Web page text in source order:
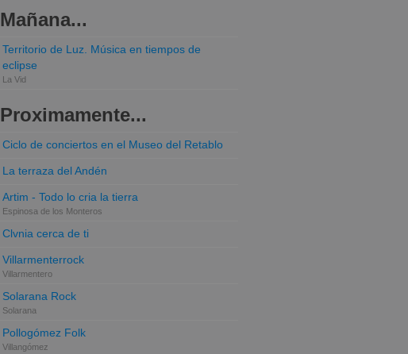
Mañana...
Territorio de Luz. Música en tiempos de
eclipse
La Vid
Proximamente...
Ciclo de conciertos en el Museo del Retablo
La terraza del Andén
Artim - Todo lo cria la tierra
Espinosa de los Monteros
Clvnia cerca de ti
Villarmenterrock
Villarmentero
Solarana Rock
Solarana
Pollogómez Folk
Villangómez